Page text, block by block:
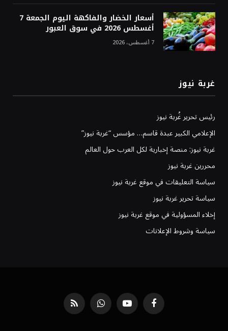
أسعار الخضار والفاكهة اليوم الجمعة 7
أغسطس 2026 في سوق العبور
7 أغسطس، 2026
غربة نيوز
رئيس تحرير غُربة نيوز
الإعلامي الكبير عبدة قاسم… مؤسس “غربة نيوز”
غربة نيوز: منصة إخبارية لكل العرب حول العالم
محررين غربة نيوز
سياسة التعليقات في موقع غربة نيوز
سياسة تحرير غربة نيوز
إخلاء المسؤولية في موقع غربة نيوز
سياسة وشروط الإعلانات
فيسبوك يوتيوب واتساب RSS